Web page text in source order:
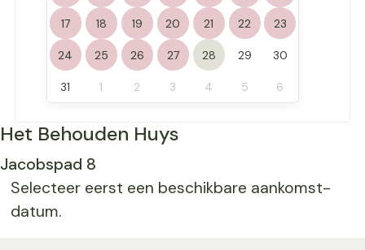
17 18 19 20 21 22 23
24 25 26 27 28 29 30
31 1 2 3 4 5 6
Het Behouden Huys
Jacobspad 8
Selecteer eerst een beschikbare aankomst-
datum.